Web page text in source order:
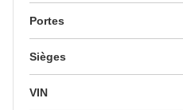
Portes
Sièges
VIN